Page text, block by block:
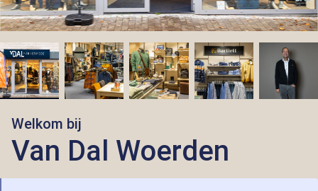
Welkom bij
Van Dal Woerden